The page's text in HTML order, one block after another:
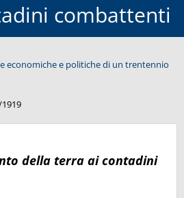
combattenti
economiche e politiche di un trentennio
della terra ai contadini